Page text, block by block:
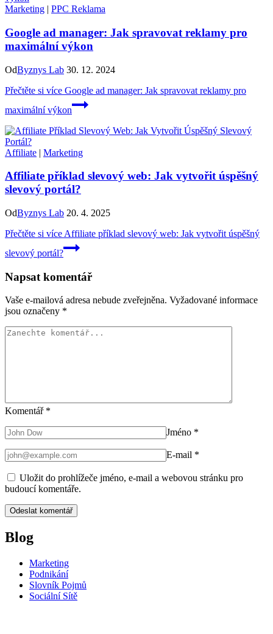
Marketing | PPC Reklama
Google ad manager: Jak spravovat reklamy pro
maximální výkon
OdByznys Lab 30. 12. 2024
Přečtěte si více Google ad manager: Jak spravovat reklamy pro
maximální výkon
Affiliate | Marketing
Affiliate příklad slevový web: Jak vytvořit úspěšný
slevový portál?
OdByznys Lab 20. 4. 2025
Přečtěte si více Affiliate příklad slevový web: Jak vytvořit úspěšný
slevový portál?
Napsat komentář
Vaše e-mailová adresa nebude zveřejněna. Vyžadované informace
jsou označeny *
Komentář *
Jméno *
E-mail *
Uložit do prohlížeče jméno, e-mail a webovou stránku pro
budoucí komentáře.
Blog
Marketing
Podnikání
Slovník Pojmů
Sociální Sítě